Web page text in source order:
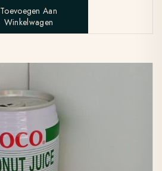
Toevoegen Aan
Winkelwagen